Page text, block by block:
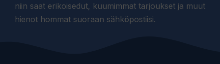
niin saat erikoisedut, kuumimmat tarjoukset ja muut
hienot hommat suoraan sähköpostiisi.